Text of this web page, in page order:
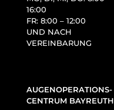
16:00
FR: 8:00 – 12:00
UND NACH
VEREINBARUNG
AUGENOPERATIONS­
CENTRUM BAYREUTH